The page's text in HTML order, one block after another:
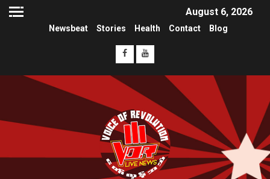
August 6, 2026
Newsbeat Stories Health Contact Blog